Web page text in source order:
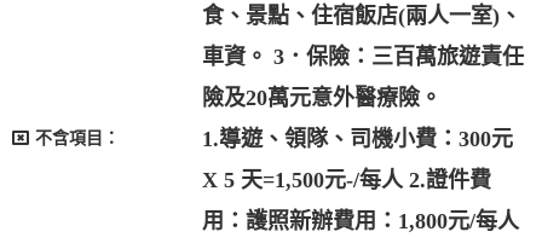
食、景點、住宿飯店(兩人一室)、
車資。 3．保險：三百萬旅遊責任
險及20萬元意外醫療險。
不含項目：
1.導遊、領隊、司機小費：300元
X 5 天=1,500元-/每人 2.證件費
用：護照新辦費用：1,800元/每人